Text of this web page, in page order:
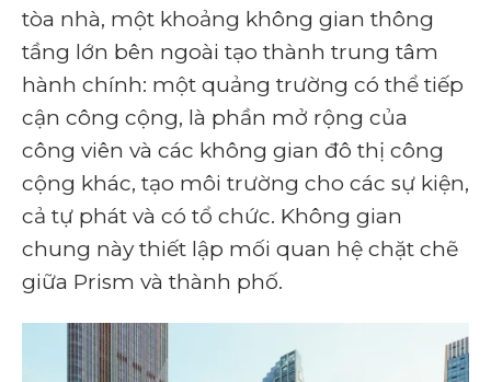
tòa nhà, một khoảng không gian thông
tầng lớn bên ngoài tạo thành trung tâm
hành chính: một quảng trường có thể tiếp
cận công cộng, là phần mở rộng của
công viên và các không gian đô thị công
cộng khác, tạo môi trường cho các sự kiện,
cả tự phát và có tổ chức. Không gian
chung này thiết lập mối quan hệ chặt chẽ
giữa Prism và thành phố.